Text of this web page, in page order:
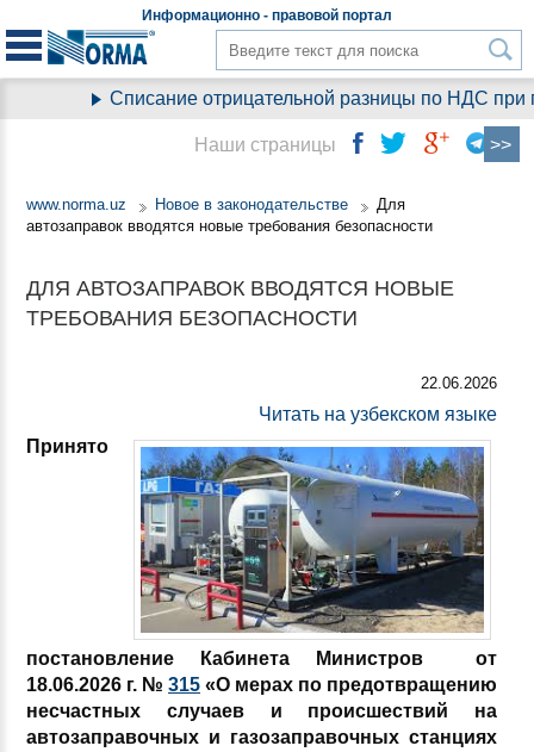
Информационно - правовой портал
Списание отрицательной разницы по НДС при
www.norma.uz Новое в законодательстве
Для
автозаправок вводятся новые требования безопасности
ДЛЯ АВТОЗАПРАВОК ВВОДЯТСЯ НОВЫЕ
ТРЕБОВАНИЯ БЕЗОПАСНОСТИ
22.06.2026
Читать на узбекском языке
Принято
постановление Кабинета Министров от
18.06.2026 г. №315 «О мерах по предотвращению
несчастных случаев и происшествий на
автозаправочных и газозаправочных станциях
Наши страницы